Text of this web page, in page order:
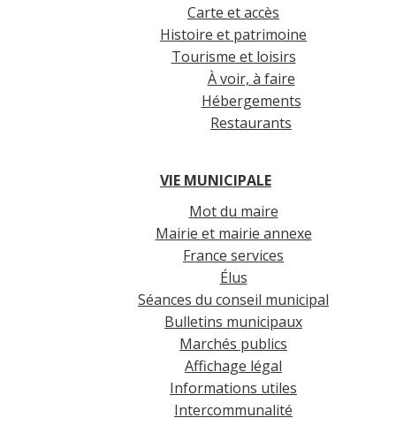
Carte et accès
Histoire et patrimoine
Tourisme et loisirs
À voir, à faire
Hébergements
Restaurants
VIE MUNICIPALE
Mot du maire
Mairie et mairie annexe
France services
Élus
Séances du conseil municipal
Bulletins municipaux
Marchés publics
Affichage légal
Informations utiles
Intercommunalité